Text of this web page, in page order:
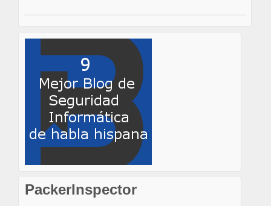
PackerInspector